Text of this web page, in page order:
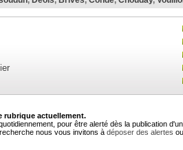
rubrique actuellement.
pour être alerté dès la publication
nous vous invitons à déposer des alertes